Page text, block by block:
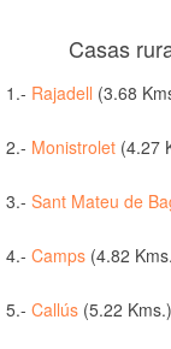
Casas
1.- Rajadell (3.68
2.- Monistrolet (4.27
3.- Sant Mateu de
4.- Camps (4.82
5.- Callús (5.22 Kms.)